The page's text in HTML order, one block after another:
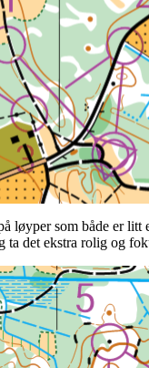
løyper som både er
det ekstra rolig og